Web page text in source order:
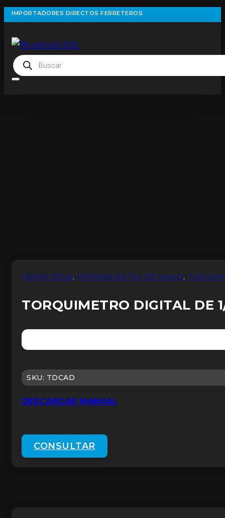
IMPORTADORES DIRECTOS FERRETEROS
Búsqueda
de
productos
FERRETERIA, HERRAMIENTAS DE MANO,
TORQUIMETRO DIGITAL DE
SKU: TDCAD
DESCARGAR MANUAL
CONSULTAR